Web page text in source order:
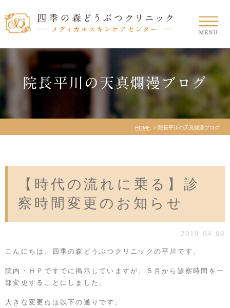
院長平川の天真爛漫ブログ
HOME 院長平川の天真爛漫ブログ
【時代の流れに乗る】診
察時間変更のお知らせ
2019.04.09
こんにちは、四季の森どうぶつクリニックの平川です。
院内・ＨＰですでに掲示していますが、５月から診察時間を一
部変更することにしました。
大きな変更点は以下の通りです。